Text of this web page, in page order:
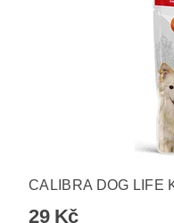
CALIBRA DOG LIFE
29 Kč